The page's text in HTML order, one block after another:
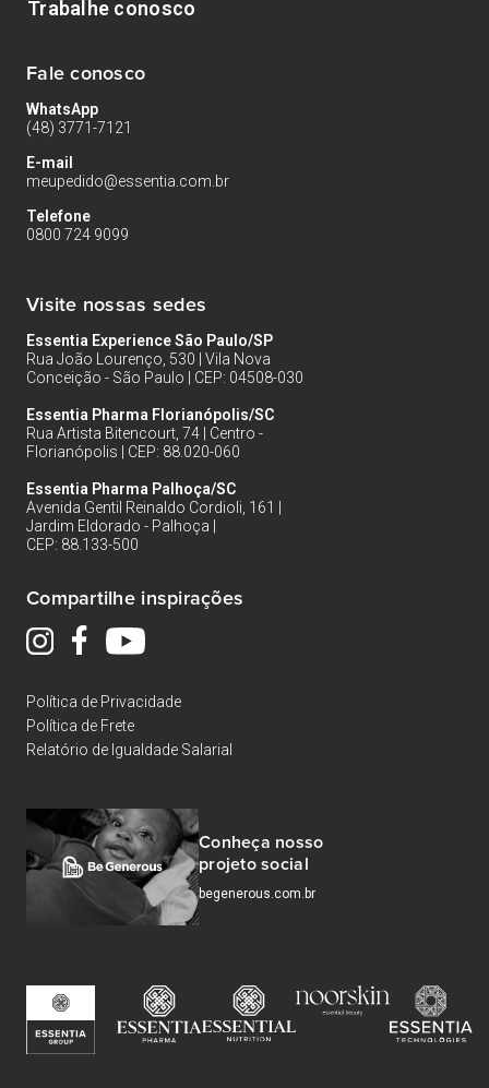
Trabalhe conosco
Fale conosco
WhatsApp
(48) 3771-7121
E-mail
meupedido@essentia.com.br
Telefone
0800 724 9099
Visite nossas sedes
Essentia Experience São Paulo/SP
Rua João Lourenço, 530 | Vila Nova
Conceição - São Paulo | CEP: 04508-030
Essentia Pharma Florianópolis/SC
Rua Artista Bitencourt, 74 | Centro -
Florianópolis | CEP: 88.020-060
Essentia Pharma Palhoça/SC
Avenida Gentil Reinaldo Cordioli, 161 |
Jardim Eldorado - Palhoça |
CEP: 88.133-500
Compartilhe inspirações
Política de Privacidade
Política de Frete
Relatório de Igualdade Salarial
Conheça nosso
projeto social
begenerous.com.br